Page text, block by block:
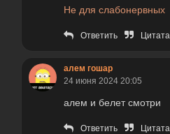
Не для слабонервных
Ответить Цитата
алем гошар
24 июня 2024 20:05
алем и белет смотри
Ответить Цитата